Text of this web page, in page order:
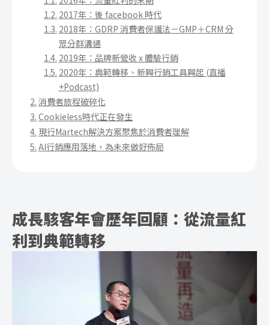
2017年：後 facebook 時代
2018年：GDRP 消費者保護法－GMP＋CRM 分
眾分群溝通
2019年：品牌新營收 x 體驗行銷
2020年：典範轉移、新興行銷工具興起 (直播
+Podcast)
消費者旅程破碎化
Cookieless時代正在發生
現行Martech解決方案聚焦於消費者理解
AI行銷應用落地，為未來做好佈局
成長駭客年會歷年回顧：從流量紅
利到典範轉移